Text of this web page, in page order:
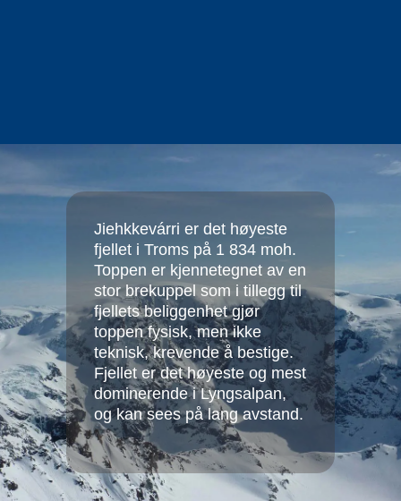
Jiehkkevárri er det høyeste
fjellet i Troms på 1 834 moh.
Toppen er kjennetegnet av en
stor brekuppel som i tillegg til
fjellets beliggenhet gjør
toppen fysisk, men ikke
teknisk, krevende å bestige.
Fjellet er det høyeste og mest
dominerende i Lyngsalpan,
og kan sees på lang avstand.